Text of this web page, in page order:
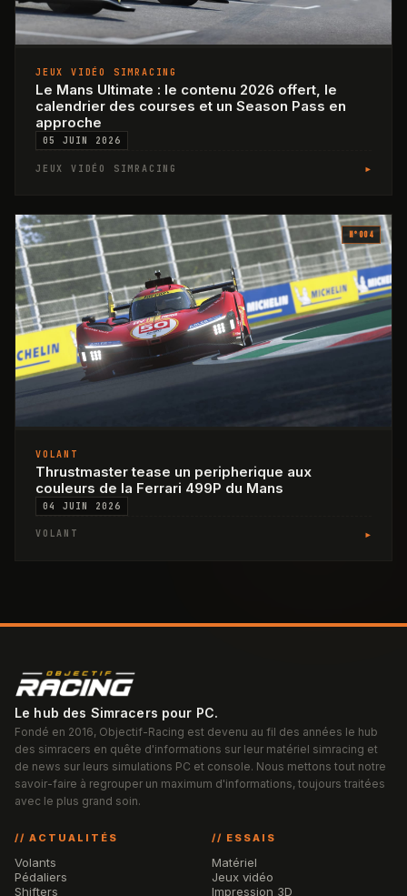
JEUX VIDÉO SIMRACING
Le Mans Ultimate : le contenu 2026 offert, le
calendrier des courses et un Season Pass en
approche
05 JUIN 2026
JEUX VIDÉO SIMRACING ▸
N°004
VOLANT
Thrustmaster tease un peripherique aux
couleurs de la Ferrari 499P du Mans
04 JUIN 2026
VOLANT ▸
Le hub des Simracers pour PC.
Fondé en 2016, Objectif-Racing est devenu au fil des années le hub
des simracers en quête d'informations sur leur matériel simracing et
de news sur leurs simulations PC et console. Nous mettons tout notre
savoir-faire à regrouper un maximum d'informations, toujours traitées
avec le plus grand soin.
// ACTUALITÉS
Volants
Pédaliers
Shifters
// ESSAIS
Matériel
Jeux vidéo
Impression 3D